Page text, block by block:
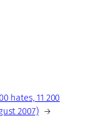
hates, 11 200
2007) →